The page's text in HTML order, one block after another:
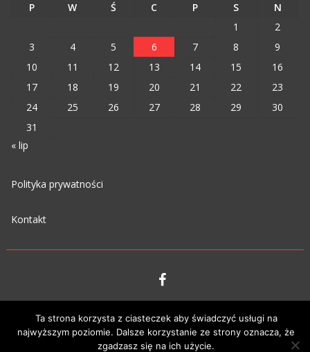
P W Ś C P S
N
1
2
3
4 5 6 7 8
9
10
11 12 13 14 15
16
17
18 19 20 21 22
23
24
25 26 27 28 29
30
31
« lip
Polityka prywatności
Kontakt
Ta strona korzysta z ciasteczek aby świadczyć usługi na
najwyższym poziomie. Dalsze korzystanie ze strony oznacza, że
zgadzasz się na ich użycie.